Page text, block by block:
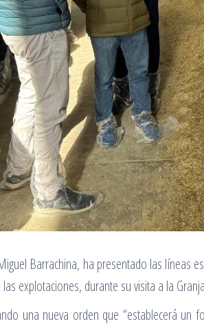
Barrachina, ha presentado las líneas
explotaciones, durante su visita a la
una nueva orden que “establecerá un